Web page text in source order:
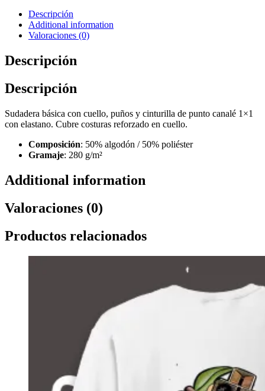
Descripción
Additional information
Valoraciones (0)
Descripción
Descripción
Sudadera básica con cuello, puños y cinturilla de punto canalé 1×1
con elastano. Cubre costuras reforzado en cuello.
Composición: 50% algodón / 50% poliéster
Gramaje: 280 g/m²
Additional information
Valoraciones (0)
Productos relacionados